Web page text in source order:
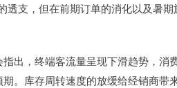
支，但在前期订单的消化以及暑
出，终端客流量呈现下滑趋势，消
。库存周转速度的放缓给经销商带